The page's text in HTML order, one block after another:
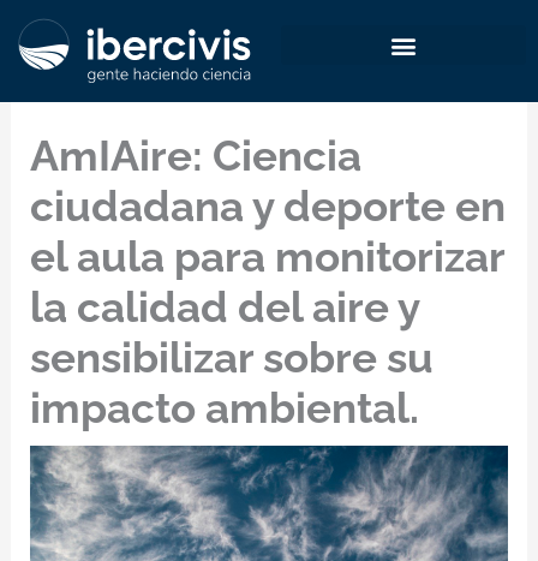
AmIAire: Ciencia
ciudadana y deporte en
el aula para monitorizar
la calidad del aire y
sensibilizar sobre su
impacto ambiental.